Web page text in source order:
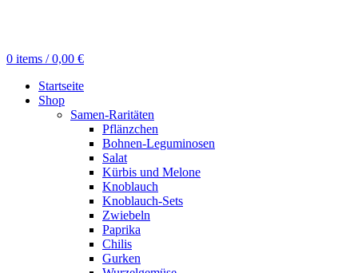
0 items / 0,00 €
Startseite
Shop
Samen-Raritäten
Pflänzchen
Bohnen-Leguminosen
Salat
Kürbis und Melone
Knoblauch
Knoblauch-Sets
Zwiebeln
Paprika
Chilis
Gurken